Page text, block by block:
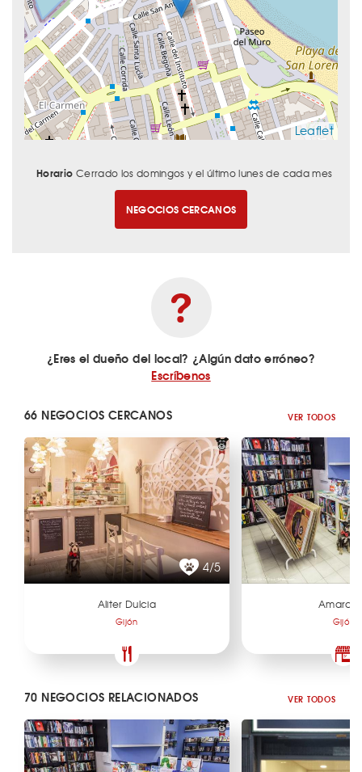
Leaflet
Horario Cerrado los domingos y el último lunes de cada mes
NEGOCIOS CERCANOS
¿Eres el dueño del local? ¿Algún dato erróneo?
Escríbenos
66 NEGOCIOS CERCANOS VER TODOS
4/5
Aliter Dulcia
Gijón Gijón
70 NEGOCIOS RELACIONADOS VER TODOS